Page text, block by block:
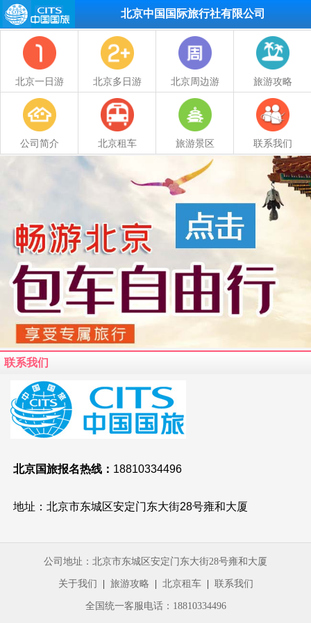
北京中国国际旅行社有限公司
北京一日游 北京多日游 北京周边游 旅游攻略
公司简介 北京租车 旅游景区 联系我们
联系我们
北京国旅报名热线： 18810334496
地址：北京市东城区安定门东大街28号雍和大厦
公司地址：北京市东城区安定门东大街28号雍和大厦
关于我们
| 旅游攻略 | 北京租车 | 联系我们
全国统一客服电话： 18810334496